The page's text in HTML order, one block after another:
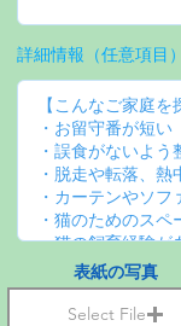
詳細情報（任意項目）
表紙の写真
Select File